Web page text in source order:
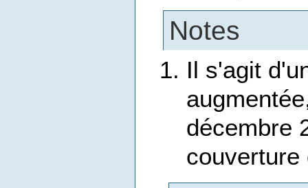
Notes
Il s'agit
décembre
couverture